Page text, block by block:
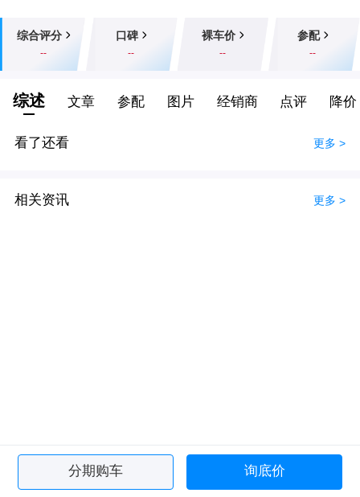
综合评分
--
口碑
--
裸车价
--
参配
--
综述 文章 参配 图片 经销商 点评 降价
看了还看 更多 >
相关资讯 更多 >
分期购车 询底价